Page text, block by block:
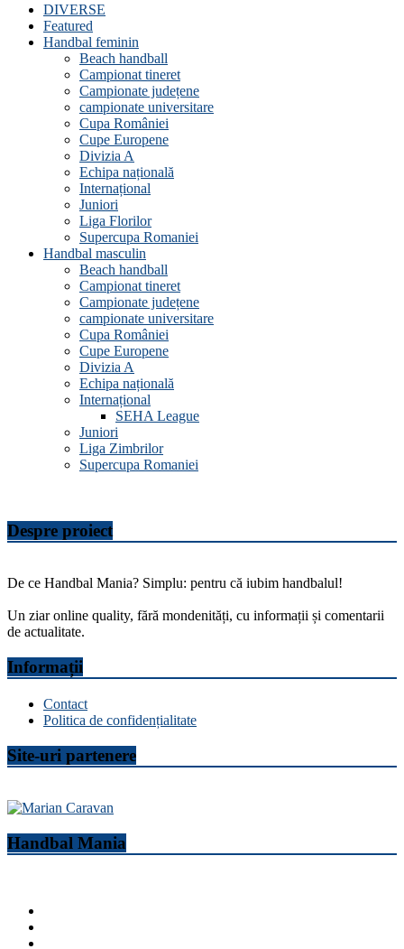
DIVERSE
Featured
Handbal feminin
Beach handball
Campionat tineret
Campionate județene
campionate universitare
Cupa României
Cupe Europene
Divizia A
Echipa națională
Internațional
Juniori
Liga Florilor
Supercupa Romaniei
Handbal masculin
Beach handball
Campionat tineret
Campionate județene
campionate universitare
Cupa României
Cupe Europene
Divizia A
Echipa națională
Internațional
SEHA League
Juniori
Liga Zimbrilor
Supercupa Romaniei
Despre proiect
De ce Handbal Mania? Simplu: pentru că iubim handbalul!
Un ziar online quality, fără mondenități, cu informații și comentarii
de actualitate.
Informații
Contact
Politica de confidențialitate
Site-uri partenere
Handbal Mania